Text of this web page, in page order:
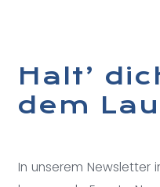
Halt’
dem
In unserem Newsletter